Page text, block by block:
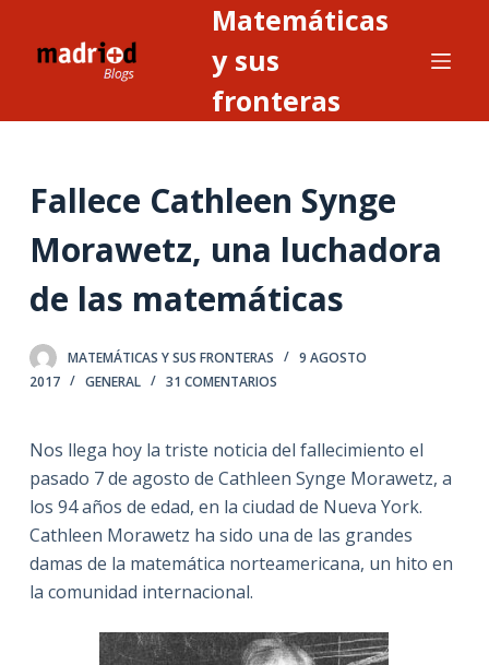
n
e
n
d
o
Matemáticas
y sus
fronteras
Fallece Cathleen Synge
Morawetz, una luchadora
de las matemáticas
MATEMÁTICAS Y SUS FRONTERAS
9 AGOSTO
2017
GENERAL 31 COMENTARIOS
Nos llega hoy la triste noticia del fallecimiento el
pasado 7 de agosto de Cathleen Synge Morawetz, a
los 94 años de edad, en la ciudad de Nueva York.
Cathleen Morawetz ha sido una de las grandes
damas de la matemática norteamericana, un hito en
la comunidad internacional.